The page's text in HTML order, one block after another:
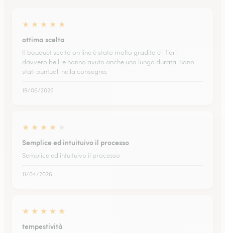
★ ★ ★ ★ ★
ottima scelta
Il bouquet scelto on line è stato molto gradito e i fiori
davvero belli e hanno avuto anche una lunga durata. Sono
stati puntuali nella consegna.
19/06/2026
★ ★ ★ ★
Semplice ed intuituivo il processo
Semplice ed intuituivo il processo
11/04/2026
★ ★ ★ ★ ★
tempestività